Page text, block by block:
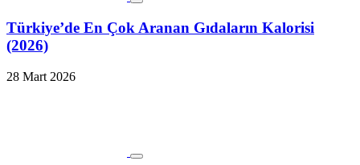
Türkiye’de En Çok Aranan Gıdaların Kalorisi
(2026)
28 Mart 2026